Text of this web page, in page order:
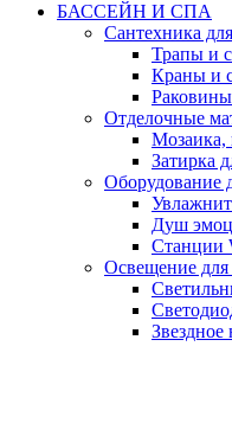
БАССЕЙН И СПА
Сантехника
Трапы и
Краны и
Отделочные
Мозаика,
Затирка
Оборудование
Душ
Станции
Освещение для
Звездное